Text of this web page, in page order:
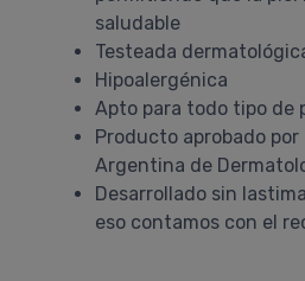
saludable
Testeada
Hipoalergénica
Apto para todo tipo de
Producto aprobado por
Argentina de
Desarrollado sin
eso contamos con el